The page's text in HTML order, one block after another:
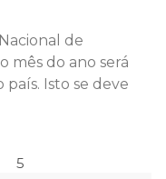
de
mês do ano será
Isto se deve
5